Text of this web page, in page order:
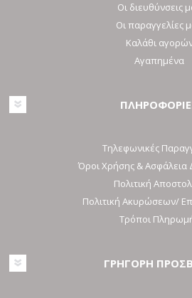
Οι διευθύνσεις
Οι παραγγελίες
Καλάθι
Αγαπημένα
Τηλεφωνικές
Όροι Χρήσης &
Πολιτική
Πολιτική Ακυρώσεων/
Τρόποι
ΓΡΗΓΟΡΗ